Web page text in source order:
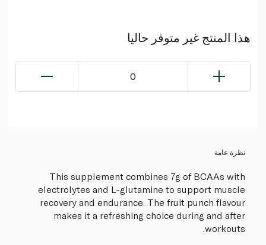
هذا المنتج غير متوفر حاليا
0
نظرة عامة
This supplement combines 7g of BCAAs with
electrolytes and L-glutamine to support muscle
recovery and endurance. The fruit punch flavour
makes it a refreshing choice during and after
workouts.